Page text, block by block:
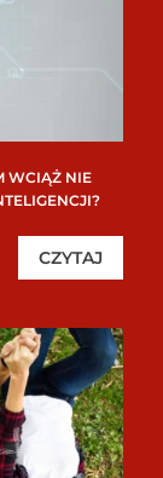
WCIĄŻ NIE
CZYTAJ